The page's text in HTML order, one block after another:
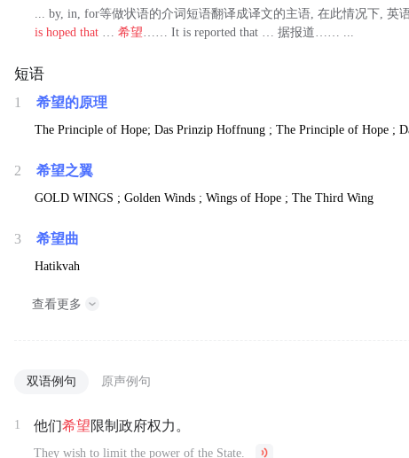
... by, in, for等做状语的介词短语翻译成译文的主语, 在此情况下,
is hoped that …希望 …… It is reported that … 据报道…… ...
短语
1 希望的原理
The Principle of Hope; Das Prinzip Hoffnung ; The Principle of Hope ;
2 希望之翼
GOLD WINGS ; Golden Winds ; Wings of Hope ; The Third Wing
3 希望曲
Hatikvah
查看更多
双语例句 原声例句
1 他们希望限制政府权力。
They wish to limit the power of the State.